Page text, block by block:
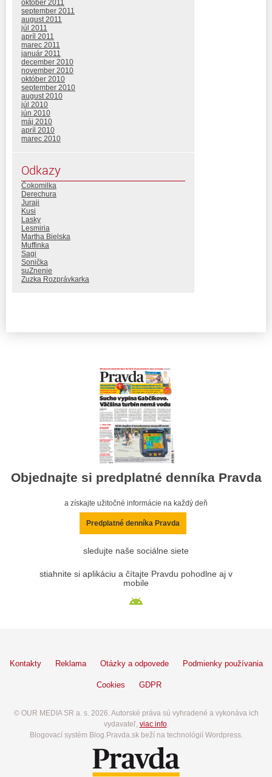
október 2011
september 2011
august 2011
júl 2011
apríl 2011
marec 2011
január 2011
december 2010
november 2010
október 2010
september 2010
august 2010
júl 2010
jún 2010
máj 2010
apríl 2010
marec 2010
Odkazy
Čokomilka
Derechura
Juraji
Kusi
Lasky
Lesmiria
Martha Bielska
Muffinka
Sagi
Sonička
suZnenie
Zuzka Rozprávkarka
Objednajte si predplatné denníka Pravda
a získajte užitočné informácie na každý deň
Predplatné denníka Pravda
sledujte naše sociálne siete
stiahnite si aplikáciu a čítajte Pravdu pohodlne aj v
mobile
Kontakty Reklama Otázky a odpovede Podmienky používania
Cookies GDPR
© OUR MEDIA SR a. s. 2026. Autorské práva sú vyhradené a vykonáva ich
vydavateľ, viac info.
Blogovací systém Blog.Pravda.sk beží na technológií Wordpress.